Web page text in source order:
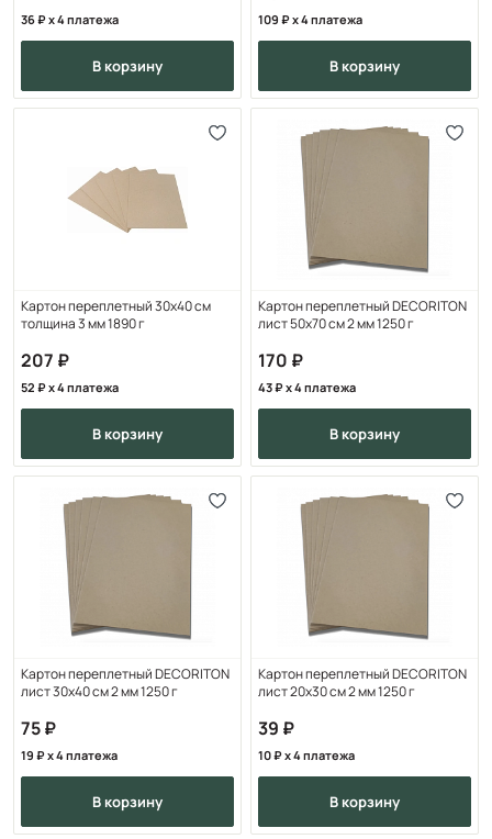
36 x 4 платежа
в корзину
109 x 4 платежа
в корзину
Картон переплетный 30х40 см
толщина 3 мм 1890 г
207
52 x 4 платежа
в корзину
Картон переплетный DECORITON
лист 50х70 см 2 мм 1250 г
170
43 x 4 платежа
в корзину
Картон переплетный DECORITON
лист 30х40 см 2 мм 1250 г
75
19 x 4 платежа
в корзину
Картон переплетный DECORITON
лист 20х30 см 2 мм 1250 г
39
10 x 4 платежа
в корзину